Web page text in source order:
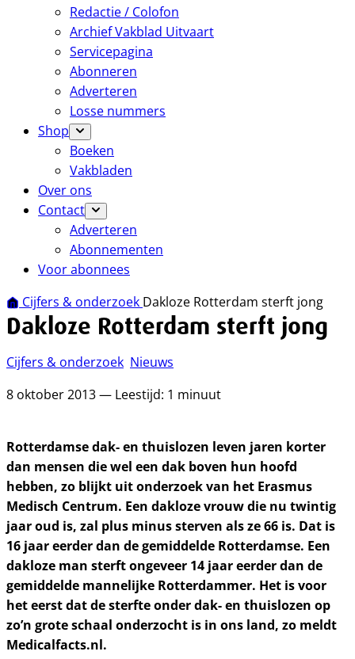
Redactie / Colofon
Archief Vakblad Uitvaart
Servicepagina
Abonneren
Adverteren
Losse nummers
Shop
Boeken
Vakbladen
Over ons
Contact
Adverteren
Abonnementen
Voor abonnees
Cijfers & onderzoek Dakloze Rotterdam sterft jong
Dakloze Rotterdam sterft jong
Cijfers & onderzoek Nieuws
8 oktober 2013 — Leestijd: 1 minuut
Rotterdamse dak- en thuislozen leven jaren korter
dan mensen die wel een dak boven hun hoofd
hebben, zo blijkt uit onderzoek van het Erasmus
Medisch Centrum. Een dakloze vrouw die nu twintig
jaar oud is, zal plus minus sterven als ze 66 is. Dat is
16 jaar eerder dan de gemiddelde Rotterdamse. Een
dakloze man sterft ongeveer 14 jaar eerder dan de
gemiddelde mannelijke Rotterdammer. Het is voor
het eerst dat de sterfte onder dak- en thuislozen op
zo’n grote schaal onderzocht is in ons land, zo meldt
Medicalfacts.nl.